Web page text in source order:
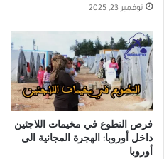
نوفمبر 23, 2025
فرص التطوع في مخيمات اللاجئين
داخل أوروبا: الهجرة المجانية الى
أوروبا